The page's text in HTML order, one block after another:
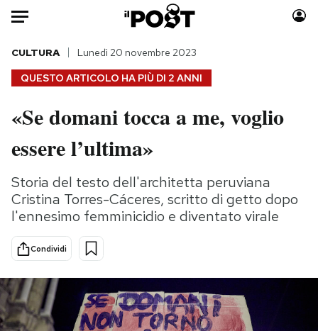
Auto
HOME
Italia
Politica
Tecnologia
Internet
Scienza
Cultura
Economia
Sport
Moda
Storie/Idee
Ok Boomer!
Media
QUESTO ARTICOLO HA PIÙ DI 2 ANNI
CULTURA Lunedì 20 novembre 2023
«Se domani tocca a me, voglio
essere l’ultima»
Storia del testo dell'architetta peruviana
Cristina Torres-Cáceres, scritto di getto dopo
l'ennesimo femminicidio e diventato virale
Condividi